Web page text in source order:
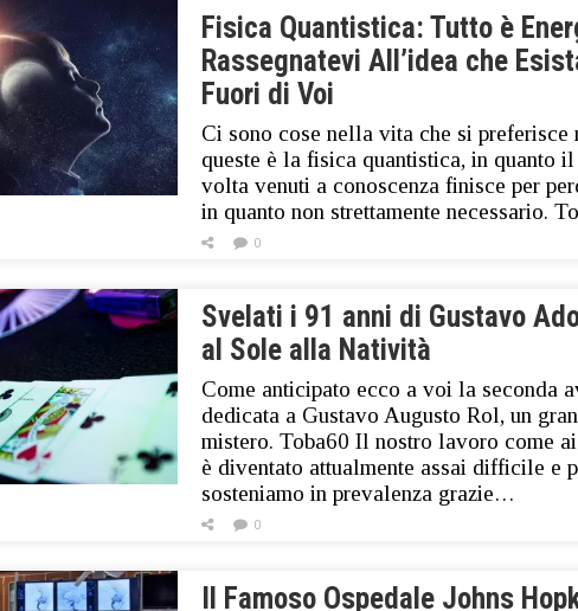
Fisica Quantistica: Tutto è
Rassegnatevi All’idea che
Fuori di Voi
Ci sono cose nella vita che si preferisce
queste è la fisica quantistica, in quanto
volta venuti a conoscenza finisce per
in quanto non strettamente necessario.
0
Svelati i 91 anni di Gustavo
al Sole alla Natività
Come anticipato ecco a voi la seconda
dedicata a Gustavo Augusto Rol, un
mistero. Toba60 Il nostro lavoro come
è diventato attualmente assai difficile e
sosteniamo in prevalenza grazie…
0
Il Famoso Ospedale Johns